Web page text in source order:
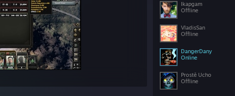
Ikapgam
Offline
VladisSan
Offline
DangerDany
Online
Prostě Ucho
Offline